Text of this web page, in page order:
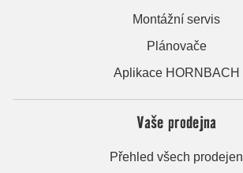
Montážní servis
Plánovače
Aplikace HORNBACH
Vaše prodejna
Přehled všech prodejen